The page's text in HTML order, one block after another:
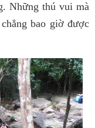
Những thú vui mà
bao giờ được